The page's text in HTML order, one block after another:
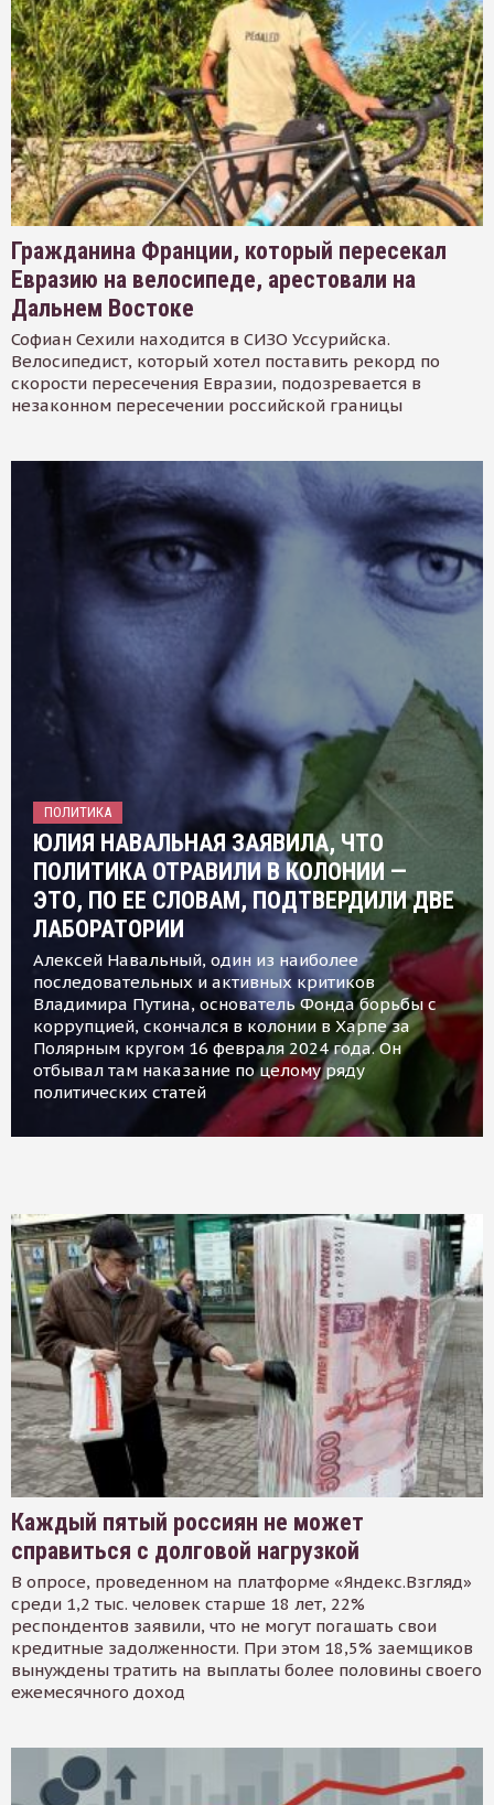
Гражданина Франции, который пересекал
Евразию на велосипеде, арестовали на
Дальнем Востоке
Софиан Сехили находится в СИЗО Уссурийска.
Велосипедист, который хотел поставить рекорд по
скорости пересечения Евразии, подозревается в
незаконном пересечении российской границы
ПОЛИТИКА
ЮЛИЯ НАВАЛЬНАЯ ЗАЯВИЛА, ЧТО
ПОЛИТИКА ОТРАВИЛИ В КОЛОНИИ —
ЭТО, ПО ЕЕ СЛОВАМ, ПОДТВЕРДИЛИ ДВЕ
ЛАБОРАТОРИИ
Алексей Навальный, один из наиболее
последовательных и активных критиков
Владимира Путина, основатель Фонда борьбы с
коррупцией, скончался в колонии в Харпе за
Полярным кругом 16 февраля 2024 года. Он
отбывал там наказание по целому ряду
политических статей
Каждый пятый россиян не может
справиться с долговой нагрузкой
В опросе, проведенном на платформе «Яндекс.Взгляд»
среди 1,2 тыс. человек старше 18 лет, 22%
респондентов заявили, что не могут погашать свои
кредитные задолженности. При этом 18,5% заемщиков
вынуждены тратить на выплаты более половины своего
ежемесячного доход